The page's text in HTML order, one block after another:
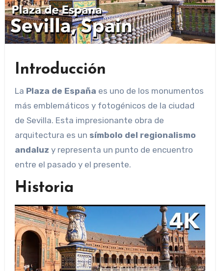
Introducción
La Plaza de España es uno de los monumentos
más emblemáticos y fotogénicos de la ciudad
de Sevilla. Esta impresionante obra de
arquitectura es un símbolo del regionalismo
andaluz y representa un punto de encuentro
entre el pasado y el presente.
Historia